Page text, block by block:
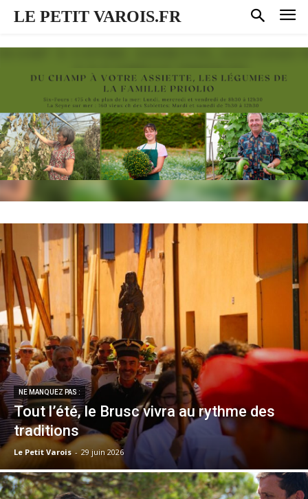
LE PETIT VAROIS.FR
NE MANQUEZ PAS :
Tout l’été, le Brusc vivra au rythme des
traditions
Le Petit Varois - 29 juin 2026